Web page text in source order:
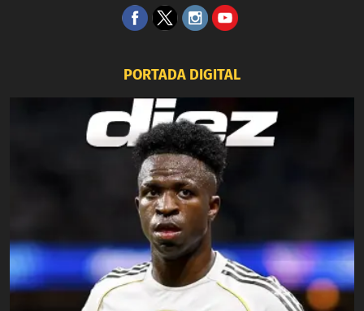
PORTADA DIGITAL